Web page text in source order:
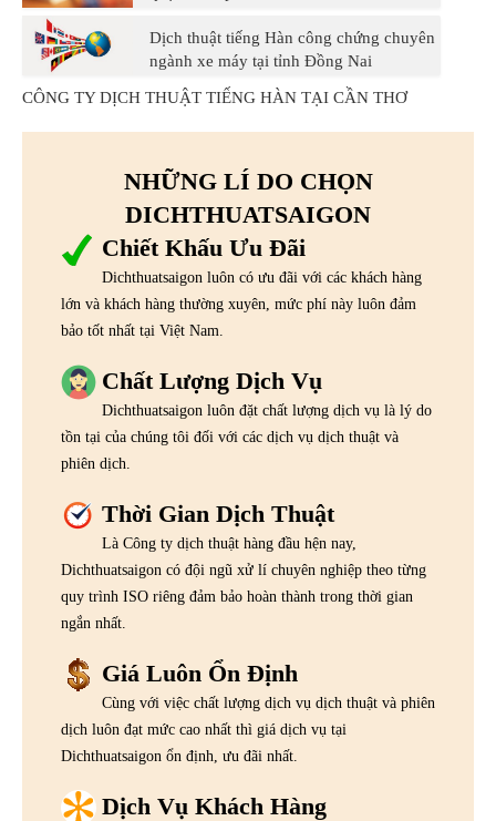
Dịch thuật tiếng Hàn công chứng chuyên
ngành xe máy tại tỉnh Đồng Nai
CÔNG TY DỊCH THUẬT TIẾNG HÀN TẠI CẦN THƠ
NHỮNG LÍ DO CHỌN
DICHTHUATSAIGON
Chiết Khấu Ưu Đãi
Dichthuatsaigon luôn có ưu đãi với các khách hàng
lớn và khách hàng thường xuyên, mức phí này luôn đảm
bảo tốt nhất tại Việt Nam.
Chất Lượng Dịch Vụ
Dichthuatsaigon luôn đặt chất lượng dịch vụ là lý do
tồn tại của chúng tôi đối với các dịch vụ dịch thuật và
phiên dịch.
Thời Gian Dịch Thuật
Là Công ty dịch thuật hàng đầu hện nay,
Dichthuatsaigon có đội ngũ xử lí chuyên nghiệp theo từng
quy trình ISO riêng đảm bảo hoàn thành trong thời gian
ngắn nhất.
Giá Luôn Ổn Định
Cùng với việc chất lượng dịch vụ dịch thuật và phiên
dịch luôn đạt mức cao nhất thì giá dịch vụ tại
Dichthuatsaigon ổn định, ưu đãi nhất.
Dịch Vụ Khách Hàng